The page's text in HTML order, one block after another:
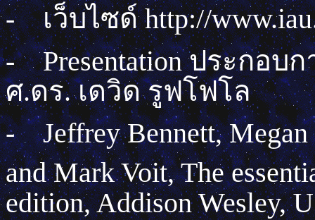
-เว็บไซด์http://
-Presentationประกอบก
ศ.ดร. เดวิด รูฟโฟโล
-Jeffrey Bennett,
and Mark Voit, The
edition, Addison Wesley,